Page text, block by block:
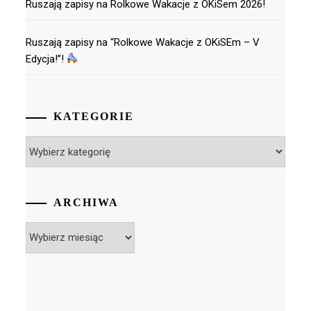
Ruszają zapisy na Rolkowe Wakacje z OKiSem 2026!
Ruszają zapisy na “Rolkowe Wakacje z OKiSEm – V
Edycja!”!
KATEGORIE
ARCHIWA